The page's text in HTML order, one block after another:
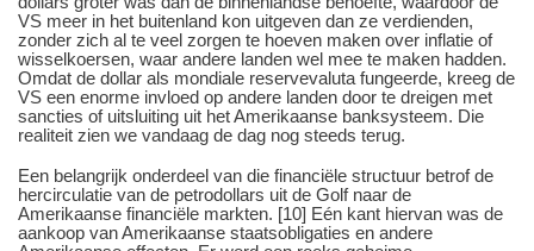
VS meer in het buitenland kon uitgeven dan ze verdienden,
zonder zich al te veel zorgen te hoeven maken over inflatie of
wisselkoersen, waar andere landen wel mee te maken hadden.
Omdat de dollar als mondiale reservevaluta fungeerde, kreeg de
VS een enorme invloed op andere landen door te dreigen met
sancties of uitsluiting uit het Amerikaanse banksysteem. Die
realiteit zien we vandaag de dag nog steeds terug.
Een belangrijk onderdeel van die financiële structuur betrof de
hercirculatie van de petrodollars uit de Golf naar de
Amerikaanse financiële markten. [10] Eén kant hiervan was de
aankoop van Amerikaanse staatsobligaties en andere